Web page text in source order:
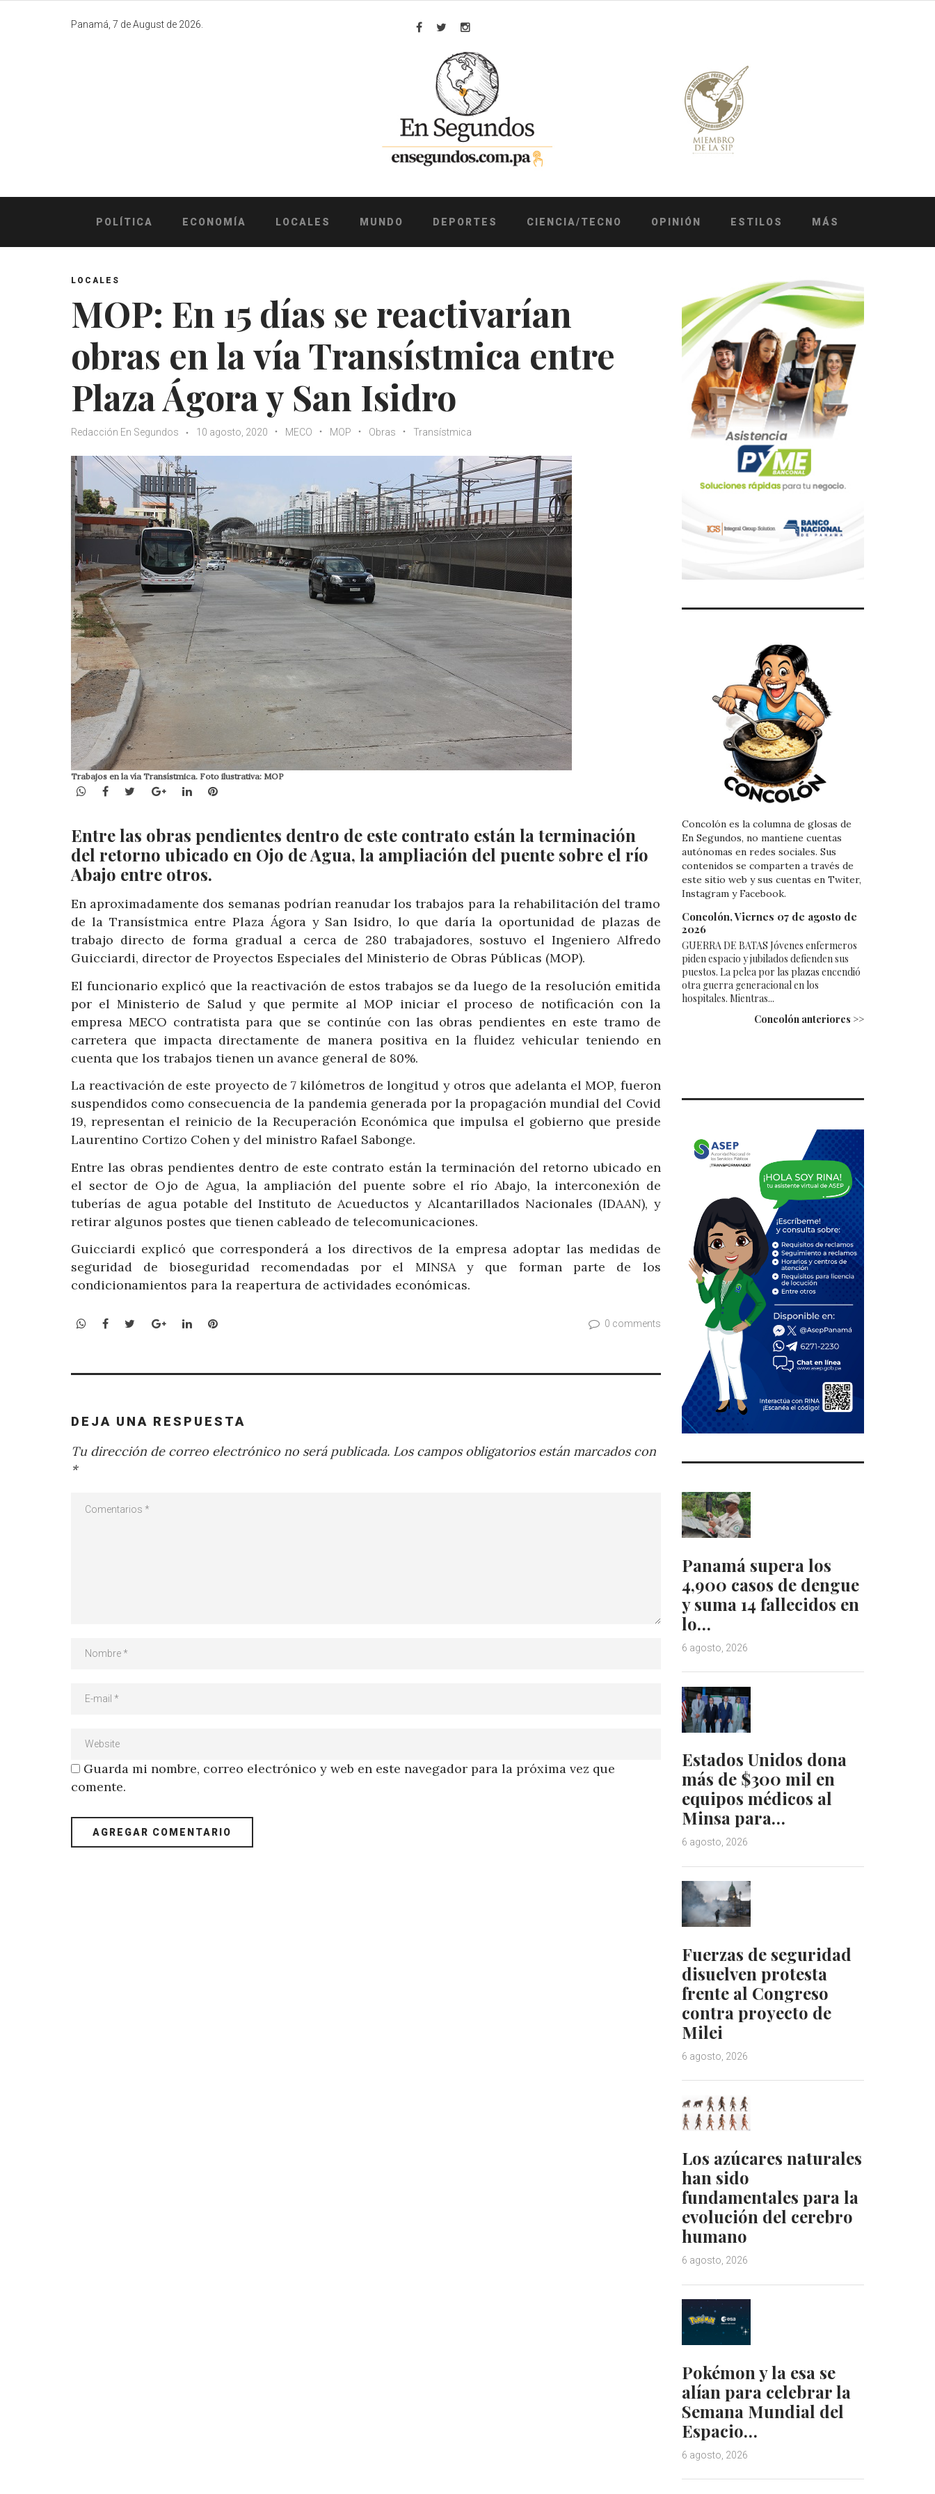
Panamá, 7 de August de 2026.
Facebook
TwitterInstagram
POLÍTICA ECONOMÍA LOCALES MUNDO DEPORTES CIENCIA/TECNO OPINIÓN ESTILOS MÁS
LOCALES
MOP: En 15 días se reactivarían
obras en la vía Transístmica entre
Plaza Ágora y San Isidro
Redacción En Segundos 10 agosto, 2020 MECO MOP Obras Transístmica
Trabajos en la vía Transístmica. Foto ilustrativa: MOP
WhatsApp
Facebook
TwitterGoogle+LinkedInPinterest
Entre las obras pendientes dentro de este contrato están la terminación
del retorno ubicado en Ojo de Agua, la ampliación del puente sobre el río
Abajo entre otros.
En aproximadamente dos semanas podrían reanudar los trabajos para la rehabilitación del tramo
de la Transístmica entre Plaza Ágora y San Isidro, lo que daría la oportunidad de plazas de
trabajo directo de forma gradual a cerca de 280 trabajadores, sostuvo el Ingeniero Alfredo
Guicciardi, director de Proyectos Especiales del Ministerio de Obras Públicas (MOP).
El funcionario explicó que la reactivación de estos trabajos se da luego de la resolución emitida
por el Ministerio de Salud y que permite al MOP iniciar el proceso de notificación con la
empresa MECO contratista para que se continúe con las obras pendientes en este tramo de
carretera que impacta directamente de manera positiva en la fluidez vehicular teniendo en
cuenta que los trabajos tienen un avance general de 80%.
La reactivación de este proyecto de 7 kilómetros de longitud y otros que adelanta el MOP, fueron
suspendidos como consecuencia de la pandemia generada por la propagación mundial del Covid
19, representan el reinicio de la Recuperación Económica que impulsa el gobierno que preside
Laurentino Cortizo Cohen y del ministro Rafael Sabonge.
Entre las obras pendientes dentro de este contrato están la terminación del retorno ubicado en
el sector de Ojo de Agua, la ampliación del puente sobre el río Abajo, la interconexión de
tuberías de agua potable del Instituto de Acueductos y Alcantarillados Nacionales (IDAAN), y
retirar algunos postes que tienen cableado de telecomunicaciones.
Guicciardi explicó que corresponderá a los directivos de la empresa adoptar las medidas de
seguridad de bioseguridad recomendadas por el MINSA y que forman parte de los
condicionamientos para la reapertura de actividades económicas.
WhatsApp
Facebook
TwitterGoogle+LinkedInPinterest 0 comments
DEJA UNA RESPUESTA
Tu dirección de correo electrónico no será publicada. Los campos obligatorios están marcados con
*
Guarda mi nombre, correo electrónico y web en este navegador para la próxima vez que
comente.
Concolón es la columna de glosas de
En Segundos, no mantiene cuentas
autónomas en redes sociales. Sus
contenidos se comparten a través de
este sitio web y sus cuentas en Twiter,
Instagram y Facebook.
Concolón, Viernes 07 de agosto de
2026
GUERRA DE BATAS Jóvenes enfermeros
piden espacio y jubilados defienden sus
puestos. La pelea por las plazas encendió
otra guerra generacional en los
hospitales. Mientras...
Concolón anteriores >>
Panamá supera los
4,900 casos de dengue
y suma 14 fallecidos en
lo…
6 agosto, 2026
Estados Unidos dona
más de $300 mil en
equipos médicos al
Minsa para…
6 agosto, 2026
Fuerzas de seguridad
disuelven protesta
frente al Congreso
contra proyecto de
Milei
6 agosto, 2026
Los azúcares naturales
han sido
fundamentales para la
evolución del cerebro
humano
6 agosto, 2026
Pokémon y la esa se
alían para celebrar la
Semana Mundial del
Espacio…
6 agosto, 2026